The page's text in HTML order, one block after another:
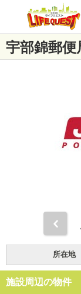
宇部錦郵便
所在地
施設周辺の物件